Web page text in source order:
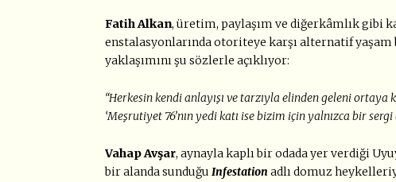
Fatih Alkan, üretim, paylaşım ve diğerkâmlık gibi
enstalasyonlarında otoriteye karşı alternatif
yaklaşımını şu sözlerle açıklıyor:
“Herkesin kendi anlayışı ve tarzıyla elinden geleni
‘Meşrutiyet 76’nın yedi katı ise bizim için yalnızca bir
Vahap Avşar, aynayla kaplı bir odada yer verdiği
bir alanda sunduğu Infestation adlı domuz